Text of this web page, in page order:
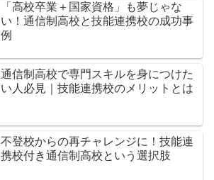
「高校卒業＋国家資格」も夢じゃな
い！通信制高校と技能連携校の成功事
例
通信制高校で専門スキルを身につけた
い人必見｜技能連携校のメリットとは
不登校からの再チャレンジに！技能連
携校付き通信制高校という選択肢